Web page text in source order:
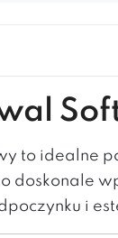
to idealne
doskonale
i